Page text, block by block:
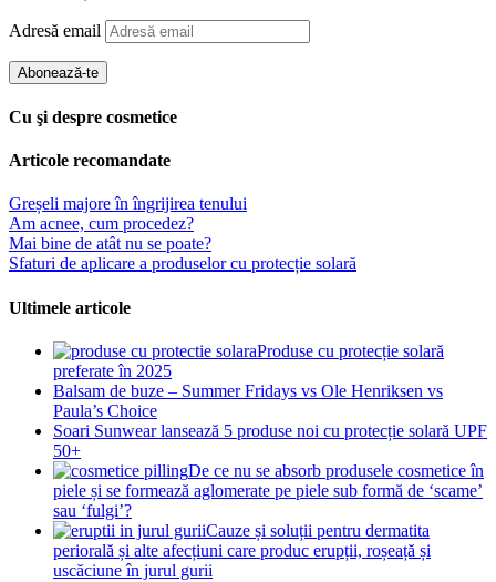
Adresă email
Abonează-te
Cu şi despre cosmetice
Articole recomandate
Greșeli majore în îngrijirea tenului
Am acnee, cum procedez?
Mai bine de atât nu se poate?
Sfaturi de aplicare a produselor cu protecție solară
Ultimele articole
Produse cu protecție solară
preferate în 2025
Balsam de buze – Summer Fridays vs Ole Henriksen vs
Paula’s Choice
Soari Sunwear lansează 5 produse noi cu protecție solară UPF
50+
De ce nu se absorb produsele cosmetice în
piele și se formează aglomerate pe piele sub formă de ‘scame’
sau ‘fulgi’?
Cauze și soluții pentru dermatita
periorală și alte afecțiuni care produc erupții, roșeață și
uscăciune în jurul gurii